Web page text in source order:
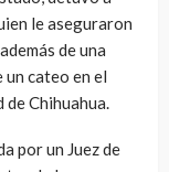
le aseguraron
de una
cateo en el
de Chihuahua.
por un Juez de